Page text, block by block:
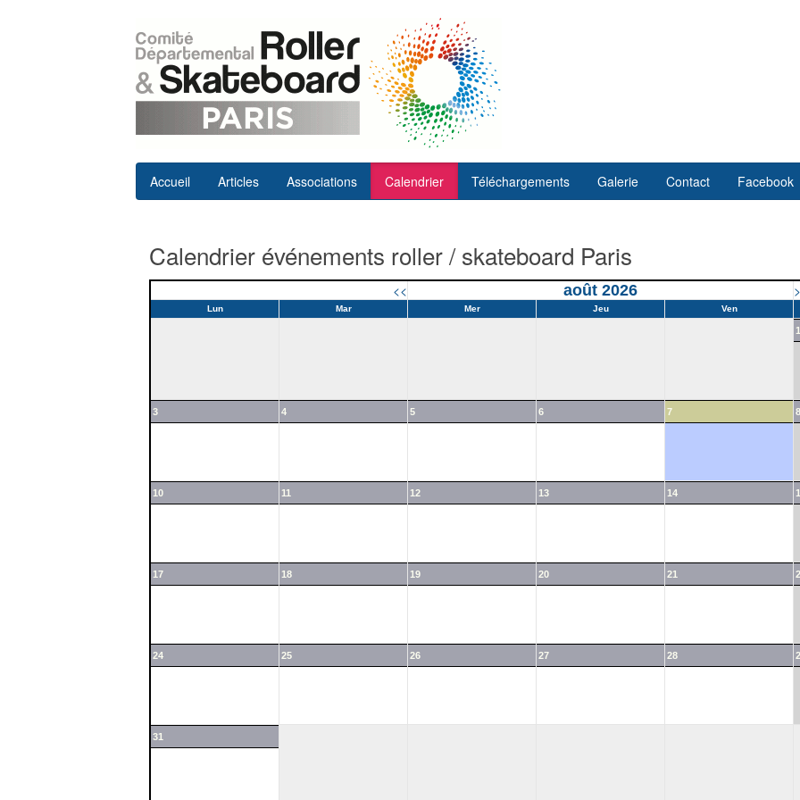
Accueil Articles Associations Calendrier Téléchargements Galerie Contact Facebook
Calendrier événements roller / skateboard Paris
<< août 2026
Lun Mar Mer Jeu Ven
1
3 4 5 6 7 8
10 11 12 13 14
17 18 19 20 21
24 25 26 27 28
31